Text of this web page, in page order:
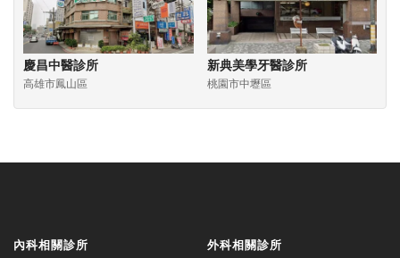
慶昌中醫診所
高雄市鳳山區
新典美學牙醫診所
桃園市中壢區
內科相關診所 外科相關診所